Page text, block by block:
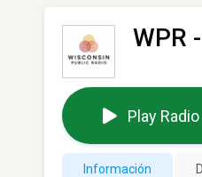
WPR
Play Radio
Información